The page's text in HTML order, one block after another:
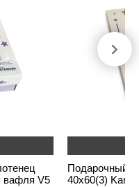
вафля V5
Подарочный
40х60(3)